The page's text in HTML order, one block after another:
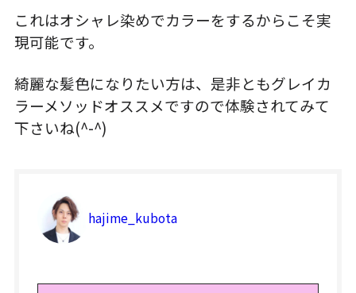
これはオシャレ染めでカラーをするからこそ実
現可能です。
綺麗な髪色になりたい方は、是非ともグレイカ
ラーメソッドオススメですので体験されてみて
下さいね(^-^)
hajime_kubota